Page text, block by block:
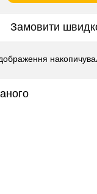
Замовити